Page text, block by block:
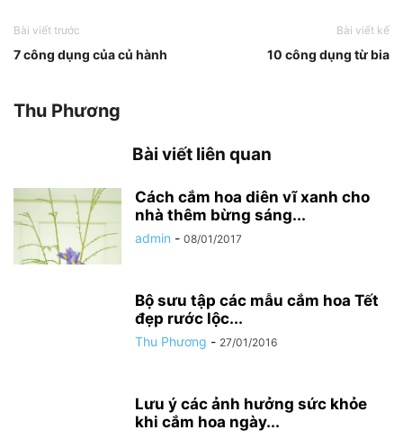
Bài viết trước
7 công dụng của củ hành
Bài viết kế
10 công dụng từ bia
Thu Phương
Bài viết liên quan
Cách cắm hoa diên vĩ xanh cho
nhà thêm bừng sáng...
admin - 08/01/2017
Bộ sưu tập các mẫu cắm hoa Tết
đẹp rước lộc...
Thu Phương - 27/01/2016
Lưu ý các ảnh hưởng sức khỏe
khi cắm hoa ngày...